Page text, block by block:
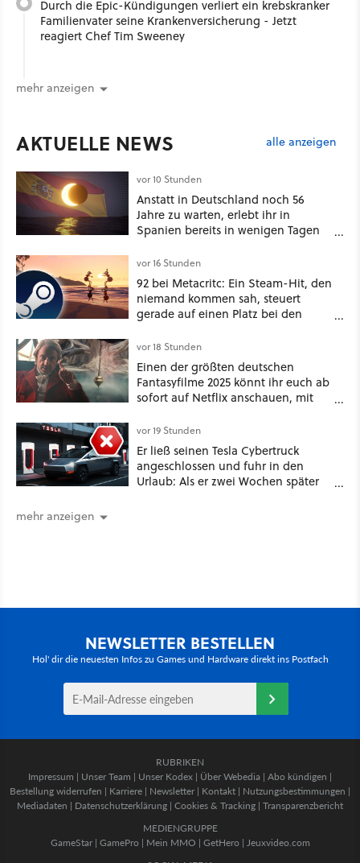
Durch die Epic-Kündigungen verliert ein krebskranker
Familienvater seine Krankenversicherung - Jetzt
reagiert Chef Tim Sweeney
mehr anzeigen
AKTUELLE NEWS alle anzeigen
vor 10 Stunden
Anstatt in Deutschland noch 56
Jahre zu warten, erlebt ihr in
Spanien bereits in wenigen Tagen
vor 16 Stunden
92 bei Metacritc: Ein Steam-Hit, den
niemand kommen sah, steuert
gerade auf einen Platz bei den
vor 18 Stunden
Einen der größten deutschen
Fantasyfilme 2025 könnt ihr euch ab
sofort auf Netflix anschauen, mit
vor 19 Stunden
Er ließ seinen Tesla Cybertruck
angeschlossen und fuhr in den
Urlaub: Als er zwei Wochen später
mehr anzeigen
NEWSLETTER BESTELLEN
Hol' dir die neuesten Infos zu Games und Hardware direkt ins Postfach
RUBRIKEN
Impressum | Unser Team | Unser Kodex | Über Webedia | Abo kündigen |
Bestellung widerrufen | Karriere | Newsletter | Kontakt | Nutzungsbestimmungen |
Mediadaten | Datenschutzerklärung | Cookies & Tracking | Transparenzbericht
MEDIENGRUPPE
GameStar| GamePro | Mein MMO | GetHero | Jeuxvideo.com